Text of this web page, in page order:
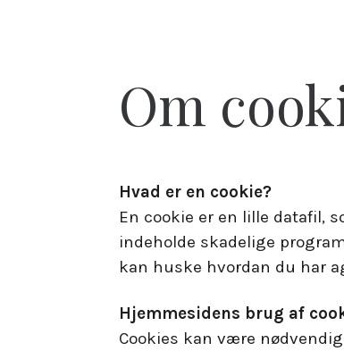
Om
Hvad er en cookie?
En cookie er en lille datafil,
indeholde skadelige
kan huske hvordan du har
Hjemmesidens brug af
Cookies kan være